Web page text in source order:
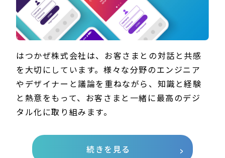
はつかぜ株式会社は、お客さまとの対話と共感
を大切にしています。様々な分野のエンジニア
やデザイナーと議論を重ねながら、知識と経験
と熱意をもって、お客さまと一緒に最高のデジ
タル化に取り組みます。
続きを見る